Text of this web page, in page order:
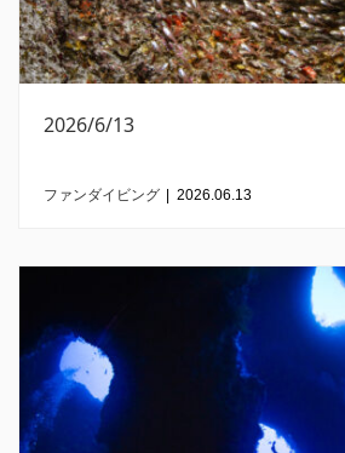
2026/6/13
ファンダイビング | 2026.06.13